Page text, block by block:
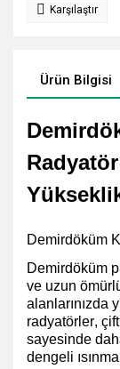
Karşılaştır
Ürün Bilgisi
Demirdöküm
Demirdöküm
ve uzun
alanlarınızda
radyatörler,
sayesinde
dengeli